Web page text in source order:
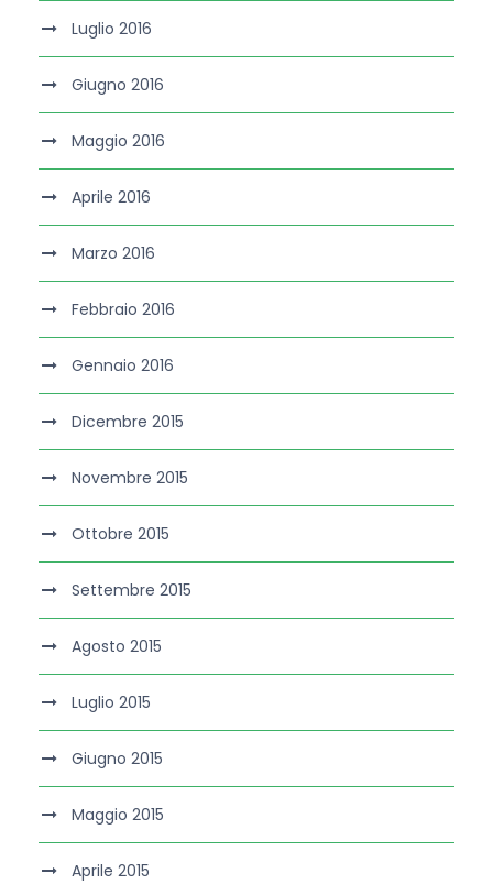
Luglio 2016
Giugno 2016
Maggio 2016
Aprile 2016
Marzo 2016
Febbraio 2016
Gennaio 2016
Dicembre 2015
Novembre 2015
Ottobre 2015
Settembre 2015
Agosto 2015
Luglio 2015
Giugno 2015
Maggio 2015
Aprile 2015